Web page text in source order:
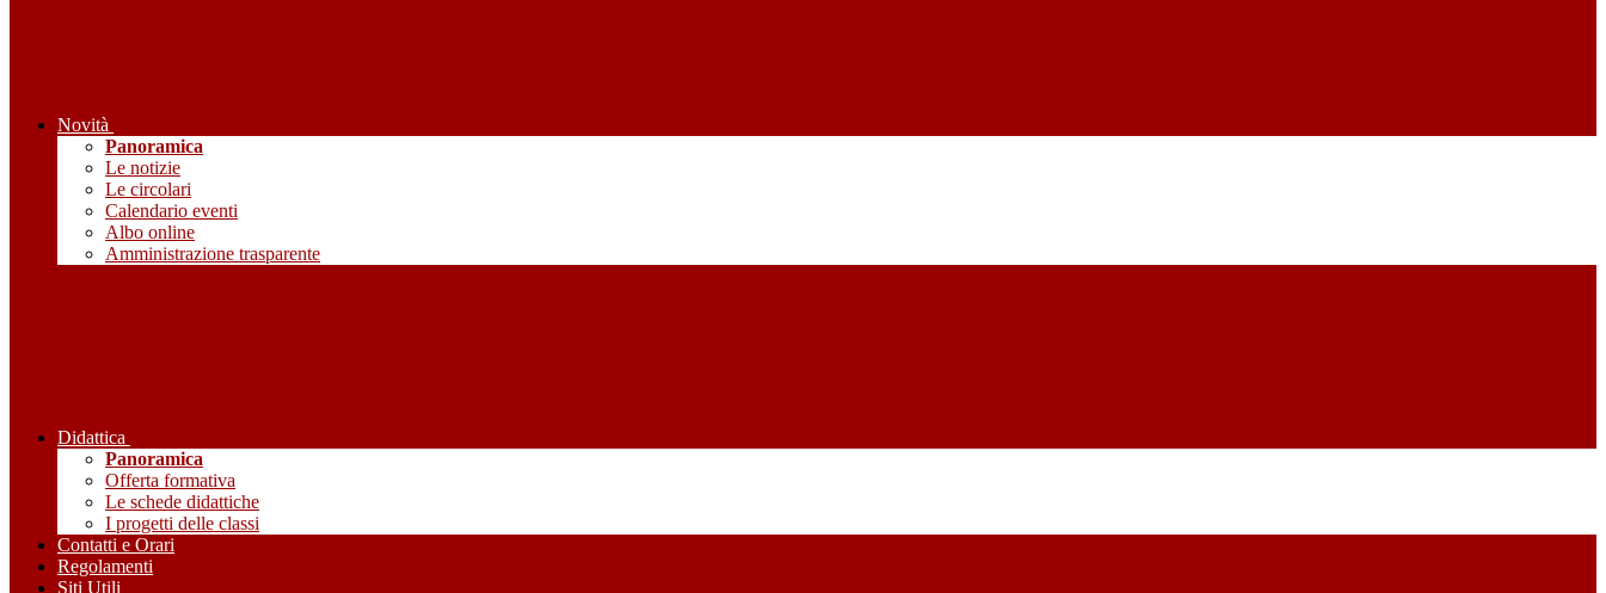
Novità
Panoramica
Le notizie
Le circolari
Calendario eventi
Albo online
Amministrazione trasparente
Didattica
Panoramica
Offerta formativa
Le schede didattiche
I progetti delle classi
Contatti e Orari
Regolamenti
Siti Utili